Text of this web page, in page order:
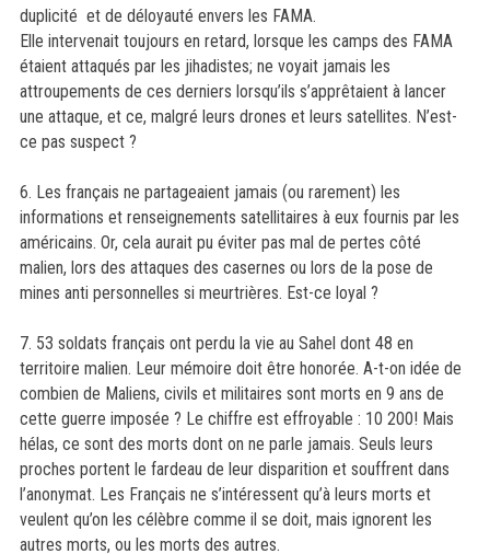
duplicité et de déloyauté envers les FAMA.
Elle intervenait toujours en retard, lorsque les camps des FAMA
étaient attaqués par les jihadistes; ne voyait jamais les
attroupements de ces derniers lorsqu’ils s’apprêtaient à lancer
une attaque, et ce, malgré leurs drones et leurs satellites. N’est-
ce pas suspect ?
6. Les français ne partageaient jamais (ou rarement) les
informations et renseignements satellitaires à eux fournis par les
américains. Or, cela aurait pu éviter pas mal de pertes côté
malien, lors des attaques des casernes ou lors de la pose de
mines anti personnelles si meurtrières. Est-ce loyal ?
7. 53 soldats français ont perdu la vie au Sahel dont 48 en
territoire malien. Leur mémoire doit être honorée. A-t-on idée de
combien de Maliens, civils et militaires sont morts en 9 ans de
cette guerre imposée ? Le chiffre est effroyable : 10 200! Mais
hélas, ce sont des morts dont on ne parle jamais. Seuls leurs
proches portent le fardeau de leur disparition et souffrent dans
l’anonymat. Les Français ne s’intéressent qu’à leurs morts et
veulent qu’on les célèbre comme il se doit, mais ignorent les
autres morts, ou les morts des autres.